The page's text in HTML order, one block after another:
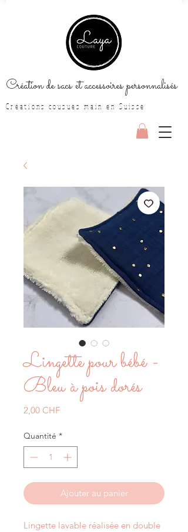
Création de sacs et accessoires personnalisés
Créations cousues main en Suisse
Lingette pour bébé -
Bleu à pois dorés
2,00 CHFPrix
Quantité *
Ajouter au panier
Lingette lavable réalisée en double